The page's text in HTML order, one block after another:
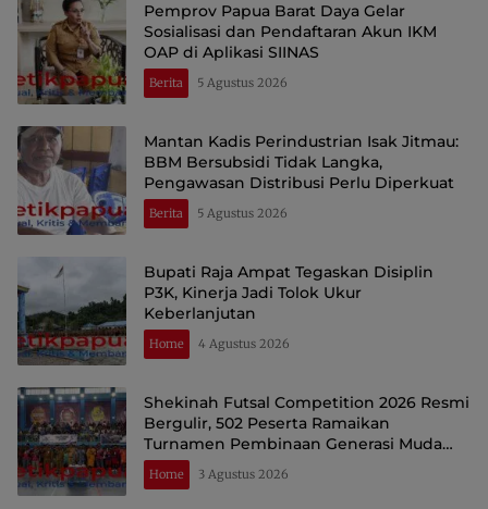
Pemprov Papua Barat Daya Gelar
Sosialisasi dan Pendaftaran Akun IKM
OAP di Aplikasi SIINAS
Berita 5 Agustus 2026
Mantan Kadis Perindustrian Isak Jitmau:
BBM Bersubsidi Tidak Langka,
Pengawasan Distribusi Perlu Diperkuat
Berita 5 Agustus 2026
Bupati Raja Ampat Tegaskan Disiplin
P3K, Kinerja Jadi Tolok Ukur
Keberlanjutan
Home 4 Agustus 2026
Shekinah Futsal Competition 2026 Resmi
Bergulir, 502 Peserta Ramaikan
Turnamen Pembinaan Generasi Muda
Raja Ampat
Home 3 Agustus 2026